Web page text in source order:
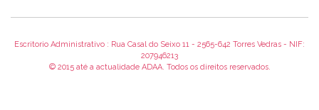
Recomendo.
Escritorio Administrativo : Rua Casal do Seixo 11 - 2565-642 Torres Vedras - NIF:
207946213
© 2015 até a actualidade ADAA. Todos os direitos reservados.